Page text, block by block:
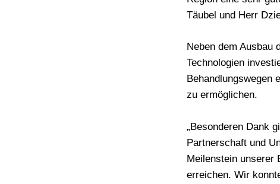
Täubel und Herr
Neben dem Ausbau
Technologien
Behandlungswegen
zu ermöglichen.
„Besonderen Dank
Partnerschaft und
Meilenstein unserer
erreichen. Wir